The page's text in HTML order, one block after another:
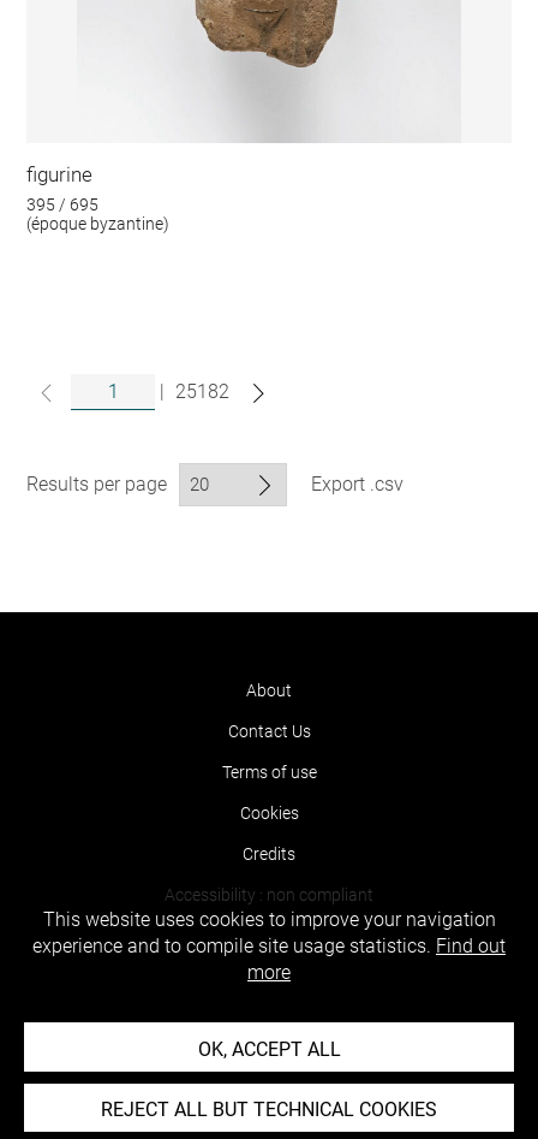
figurine
395 / 695
(époque byzantine)
| 25182
Results per page Export .csv
About
Contact Us
Terms of use
Cookies
Credits
Accessibility : non compliant
This website uses cookies to improve your navigation
experience and to compile site usage statistics. Find out
more
OK, ACCEPT ALL
REJECT ALL BUT TECHNICAL COOKIES